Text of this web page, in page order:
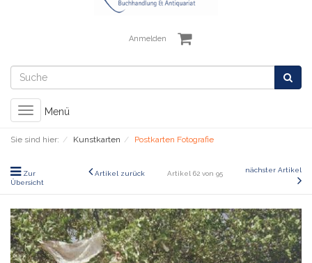
Anmelden
Toggle
navigation
Menü
Sie sind hier: Kunstkarten Postkarten Fotografie
Zur
Übersicht
Artikel zurück Artikel 62 von 95 nächster Artikel